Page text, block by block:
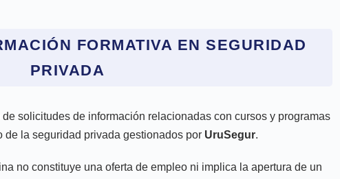
FORMATIVA EN SEGURIDAD
PRIVADA
solicitudes de información relacionadas con cursos y programas
de la seguridad privada gestionados por UruSegur.
no constituye una oferta de empleo ni implica la apertura de un